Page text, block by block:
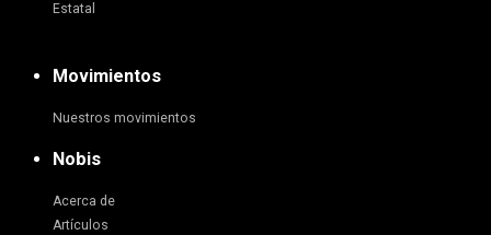
Estatal
Movimientos
Nuestros movimientos
Nobis
Acerca de
Artículos